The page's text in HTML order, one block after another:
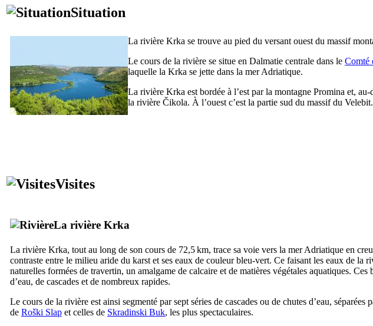
Situation
La rivière Krka se trouve au pied du versant ouest du massif
Le cours de la rivière se situe en Dalmatie centrale dans le Comté
laquelle la Krka se jette dans la mer Adriatique.
La rivière Krka est bordée à l’est par la montagne Promina et, au-
la rivière Čikola. À l’ouest c’est la partie sud du massif du Velebit.
Visites
La rivière Krka
La rivière Krka, tout au long de son cours de 72,5 km, trace sa voie vers la mer Adriatique en
contraste entre le milieu aride du karst et ses eaux de couleur bleu-vert. Ce faisant les eaux de
naturelles formées de travertin, un amalgame de calcaire et de matières végétales aquatiques.
d’eau, de cascades et de nombreux rapides.
Le cours de la rivière est ainsi segmenté par sept séries de cascades ou de chutes d’eau, séparées
de Roški Slap et celles de Skradinski Buk, les plus spectaculaires.